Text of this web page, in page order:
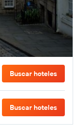
Buscar hoteles
Buscar hoteles